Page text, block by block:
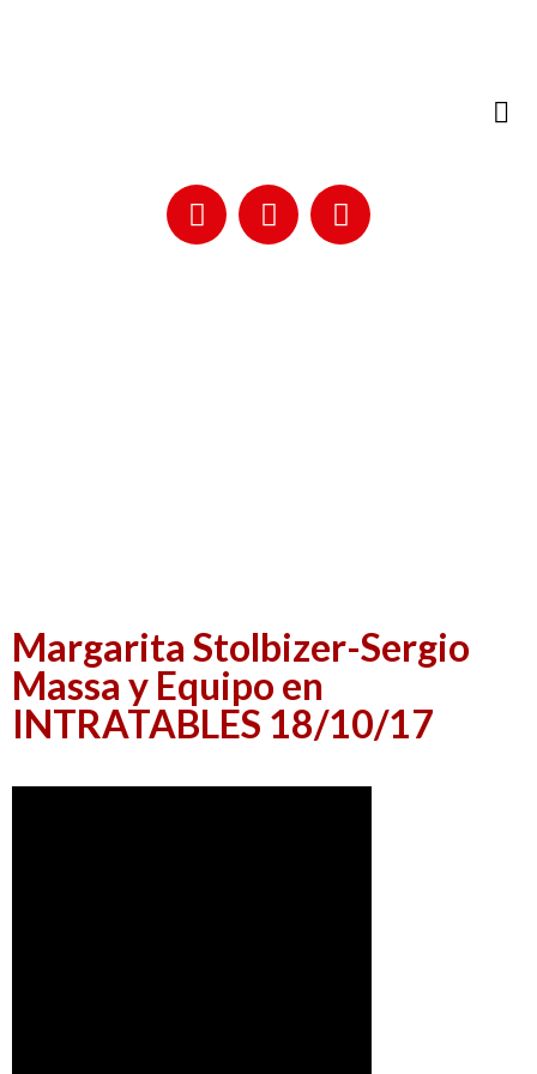
Margarita Stolbizer-Sergio
Massa y Equipo en
INTRATABLES 18/10/17